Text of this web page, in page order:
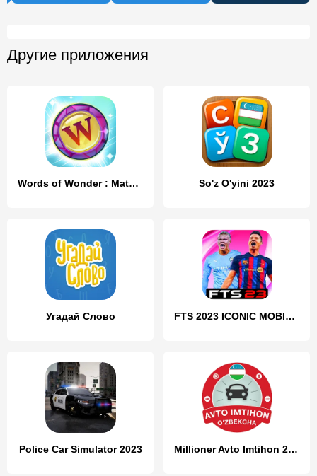
Другие приложения
Words of Wonder : Match Puzzle So'z O'yini 2023
Угадай Слово FTS 2023 ICONIC MOBILE RIDDLE
Police Car Simulator 2023 Millioner Avto Imtihon 2024